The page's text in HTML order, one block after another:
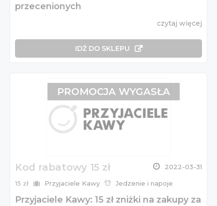
przecenionych
czytaj więcej
IDŹ DO SKLEPU
Kod rabatowy 15 zł 2022-03-31
15 zł Przyjaciele Kawy Jedzenie i napoje
Przyjaciele Kawy: 15 zł zniżki na zakupy za
PROMOCJA WYGASŁA